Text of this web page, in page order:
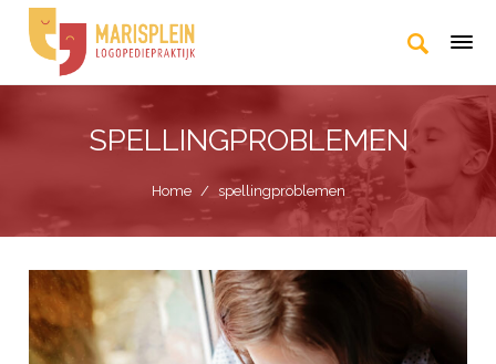
SPELLINGPROBLEMEN
Home / spellingproblemen